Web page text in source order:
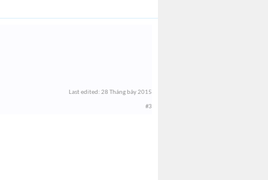
Last edited: 28 Tháng bảy 2015
#3